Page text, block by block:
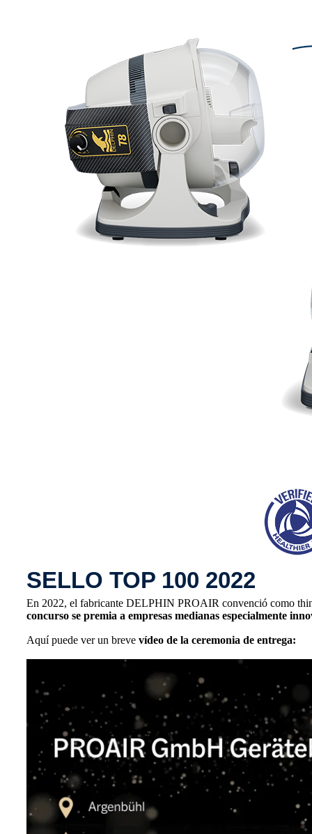
SELLO TOP 100 2022
En 2022, el fabricante DELPHIN PROAIR convenció como
concurso se premia a empresas medianas especialmente
Aquí puede ver un breve vídeo de la ceremonia de entrega: